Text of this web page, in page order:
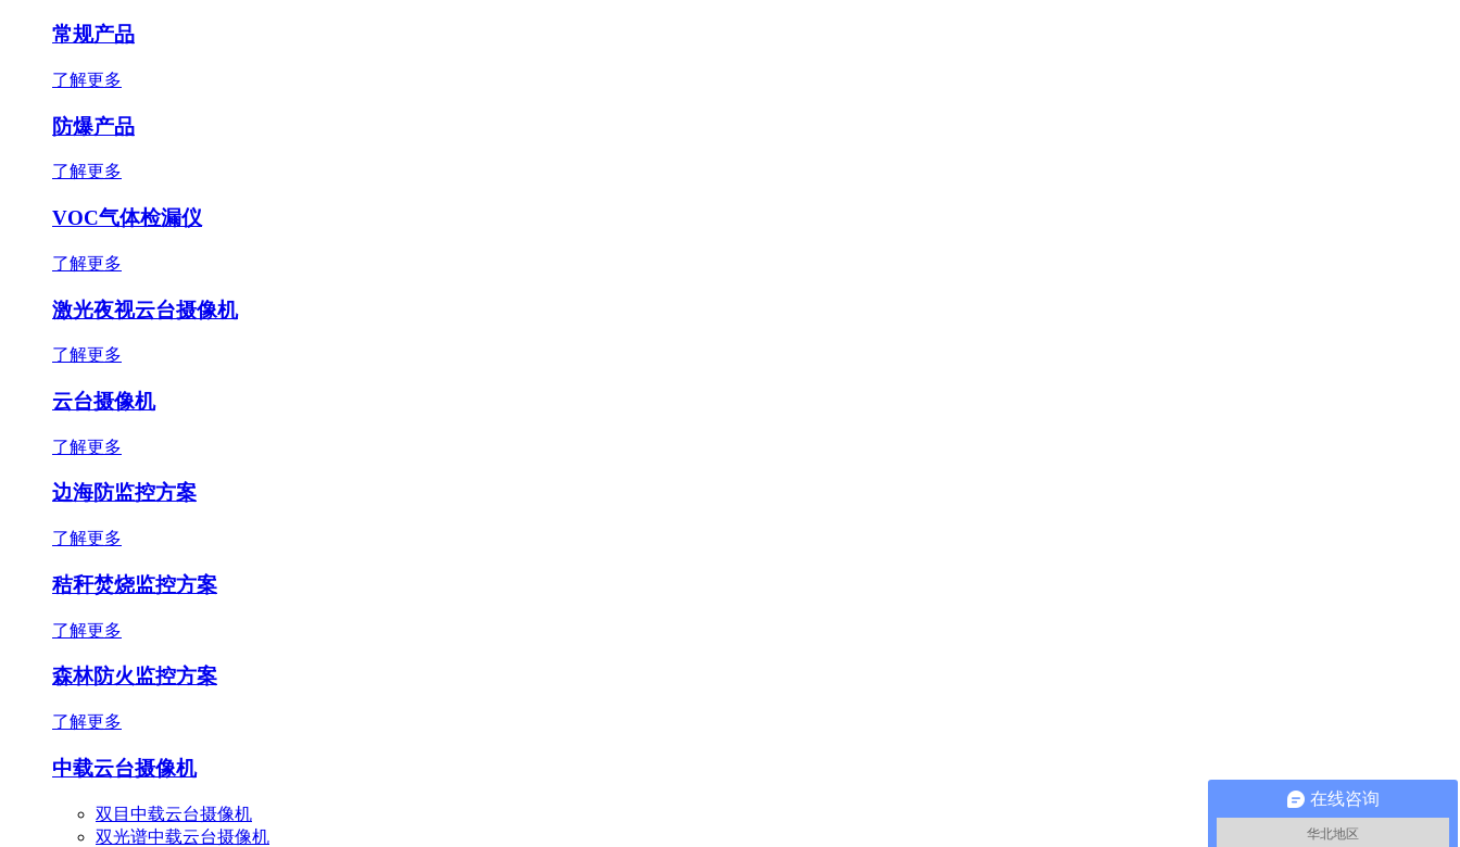
常规产品
了解更多
防爆产品
了解更多
VOC气体检漏仪
了解更多
激光夜视云台摄像机
了解更多
云台摄像机
了解更多
边海防监控方案
了解更多
秸秆焚烧监控方案
了解更多
森林防火监控方案
了解更多
中载云台摄像机
双目中载云台摄像机
双光谱中载云台摄像机
在线咨询
华北地区